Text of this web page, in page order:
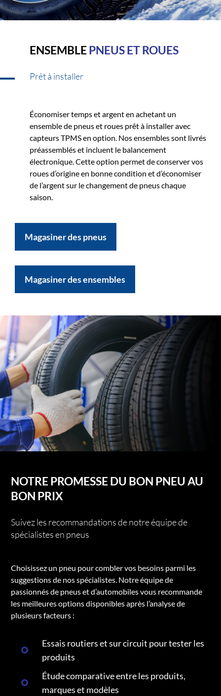
ENSEMBLEPNEUS ET ROUES
Prêt à installer
Économiser temps et argent en achetant un
ensemble de pneus et roues prêt à installer avec
capteurs TPMS en option. Nos ensembles sont livrés
préassemblés et incluent le balancement
électronique. Cette option permet de conserver vos
roues d’origine en bonne condition et d’économiser
de l’argent sur le changement de pneus chaque
saison.
Magasiner des pneus
Magasiner des ensembles
NOTRE PROMESSE DU BON PNEU AU
BON PRIX
Suivez les recommandations de notre équipe de
spécialistes en pneus
Choisissez un pneu pour combler vos besoins parmi les
suggestions de nos spécialistes. Notre équipe de
passionnés de pneus et d’automobiles vous recommande
les meilleures options disponibles après l’analyse de
plusieurs facteurs :
Essais routiers et sur circuit pour tester les
produits
Étude comparative entre les produits,
marques et modèles